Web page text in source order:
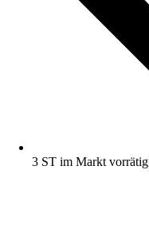
3 ST im Markt vorrätig